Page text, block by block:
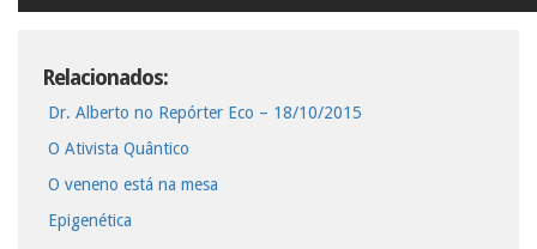
Relacionados:
Dr. Alberto no Repórter Eco – 18/10/2015
O Ativista Quântico
O veneno está na mesa
Epigenética